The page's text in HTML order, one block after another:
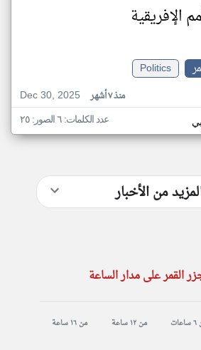
الإفريقية
Politics
Dec 30, 2025
منذ ٧ أشهر
عدد الكلمات: ٦ الصور: ٢٥
من الأخبار
القمر على مدار الساعة
من ١٢ ساعة من ١٦ ساعة